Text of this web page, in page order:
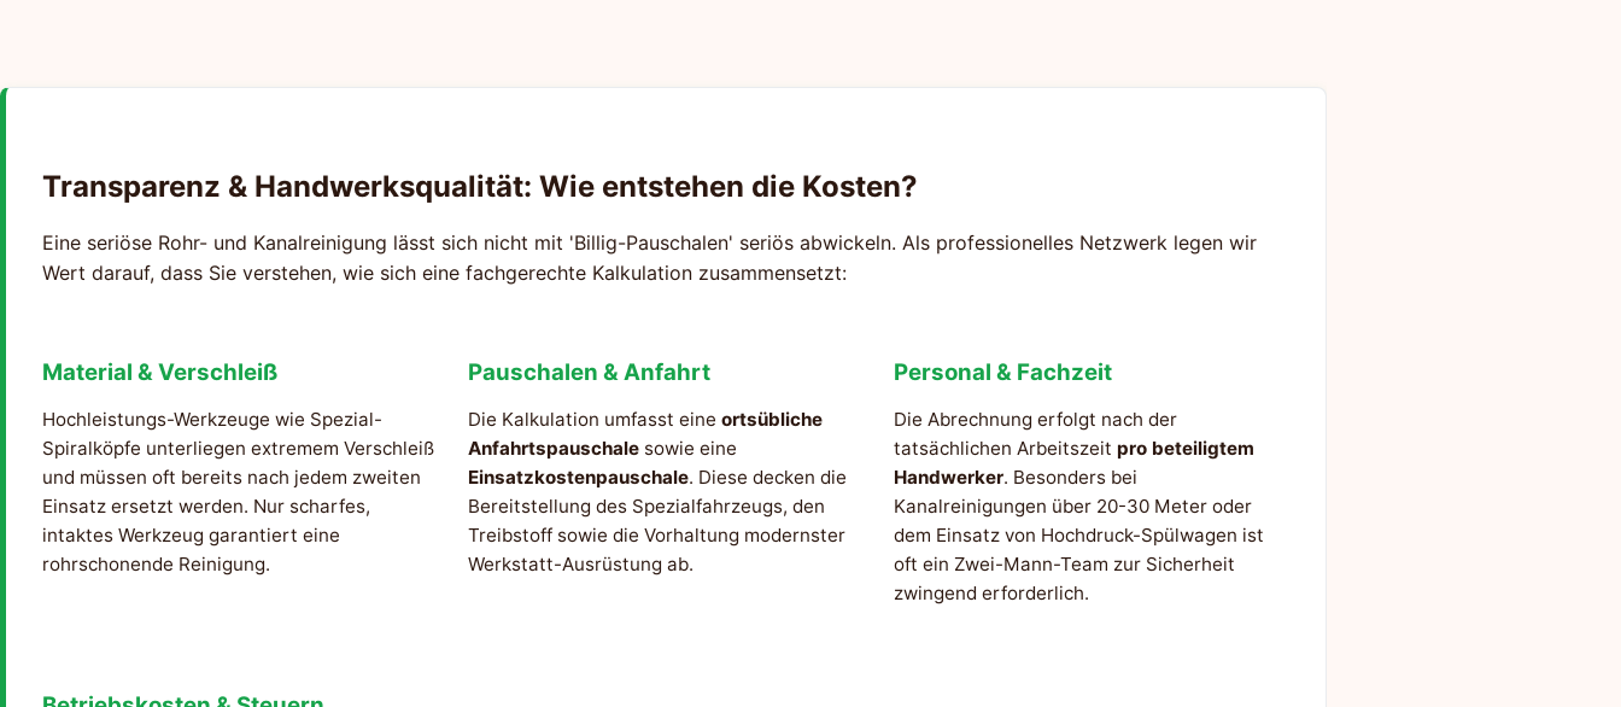
Transparenz & Handwerksqualität: Wie entstehen die Kosten?
Eine seriöse Rohr- und Kanalreinigung lässt sich nicht mit 'Billig-Pauschalen' seriös abwickeln. Als professionelles Netzwerk legen wir
Wert darauf, dass Sie verstehen, wie sich eine fachgerechte Kalkulation zusammensetzt:
Material & Verschleiß
Hochleistungs-Werkzeuge wie Spezial-
Spiralköpfe unterliegen extremem Verschleiß
und müssen oft bereits nach jedem zweiten
Einsatz ersetzt werden. Nur scharfes,
intaktes Werkzeug garantiert eine
rohrschonende Reinigung.
Pauschalen & Anfahrt
Die Kalkulation umfasst eine ortsübliche
Anfahrtspauschale sowie eine
Einsatzkostenpauschale. Diese decken die
Bereitstellung des Spezialfahrzeugs, den
Treibstoff sowie die Vorhaltung modernster
Werkstatt-Ausrüstung ab.
Personal & Fachzeit
Die Abrechnung erfolgt nach der
tatsächlichen Arbeitszeit pro beteiligtem
Handwerker. Besonders bei
Kanalreinigungen über 20-30 Meter oder
dem Einsatz von Hochdruck-Spülwagen ist
oft ein Zwei-Mann-Team zur Sicherheit
zwingend erforderlich.